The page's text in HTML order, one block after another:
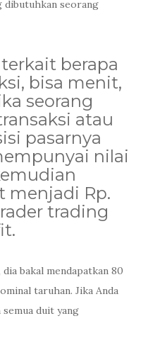
dibutuhkan seorang
berapa
bisa menit,
seorang
atau
pasarnya
nilai
menjadi Rp.
trading
bakal mendapatkan 80
taruhan. Jika Anda
duit yang